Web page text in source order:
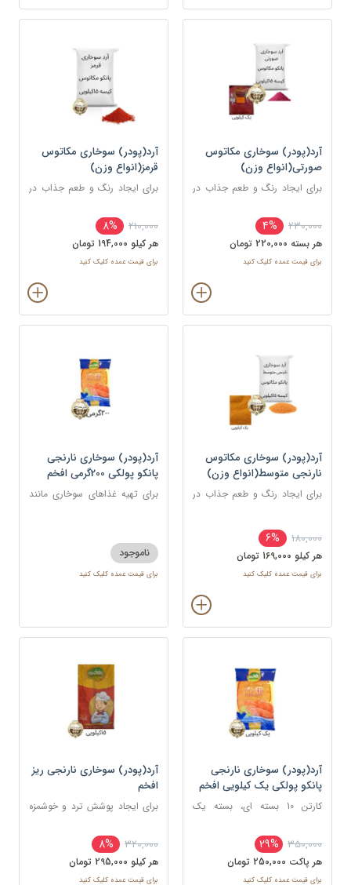
آرد(پودر) سوخاری مکاتوس
صورتی(انواع وزن)
برای ایجاد رنگ و طعم جذاب در
ها، ناگت ها، مرغ، ماهی و میگو
استفاده می شود.
230,000
4%
هر بسته 220,000 تومان
برای قیمت عمده کلیک کنید
آرد(پودر) سوخاری مکاتوس
قرمز(انواع وزن)
برای ایجاد رنگ و طعم جذاب در
ها، ناگت ها، مرغ، ماهی و میگو
استفاده می شود.
210,000
8%
هر کيلو 194,000 تومان
برای قیمت عمده کلیک کنید
آرد(پودر) سوخاری مکاتوس
نارنجی متوسط(انواع وزن)
برای ایجاد رنگ و طعم جذاب در
استفاده می شود.
180,000
6%
هر کيلو 169,000 تومان
برای قیمت عمده کلیک کنید
آرد(پودر) سوخاری نارنجی
پانکو پولکی 200گرمی افخم
برای تهیه غذاهای سوخاری مانند
ناموجود
برای قیمت عمده کلیک کنید
آرد(پودر) سوخاری نارنجی
پانکو پولکی یک کیلویی افخم
کارتن 10 بسته ای، بسته یک
350,000
29%
هر پاکت 250,000 تومان
برای قیمت عمده کلیک کنید
آرد(پودر) سوخاری نارنجی ریز
افخم
برای ایجاد پوشش ترد و خوشمزه
سرخ کردنی
320,000
8%
هر کيلو 295,000 تومان
برای قیمت عمده کلیک کنید